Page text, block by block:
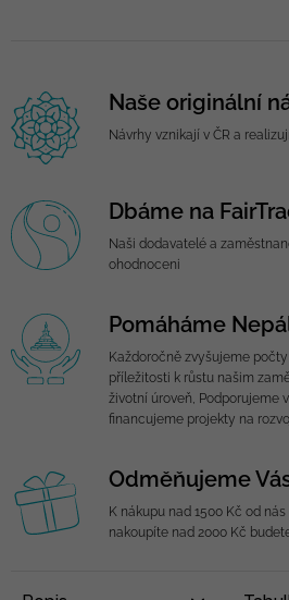
Naše originální
Návrhy vznikají v ČR a
Dbáme na
Naši dodavatelé a
ohodnoceni
Pomáháme
Každoročně zvyšujeme
příležitosti k růstu našim
životní úroveň, Podporujeme
financujeme projekty na
Odměňujeme
K nákupu nad 1500 Kč od
nakoupíte nad 2000 Kč